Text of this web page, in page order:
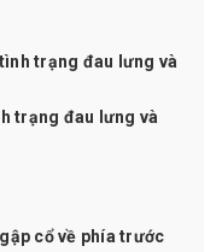
trạng đau lưng và
cổ về phía trước